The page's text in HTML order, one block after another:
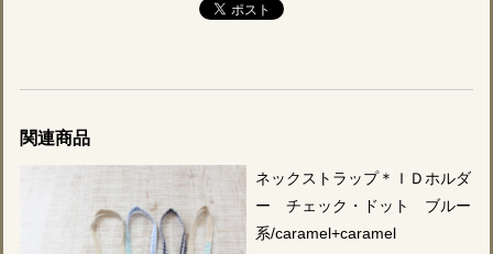
関連商品
ネックストラップ＊ＩＤホルダ
ー チェック・ドット ブルー
系/caramel+caramel